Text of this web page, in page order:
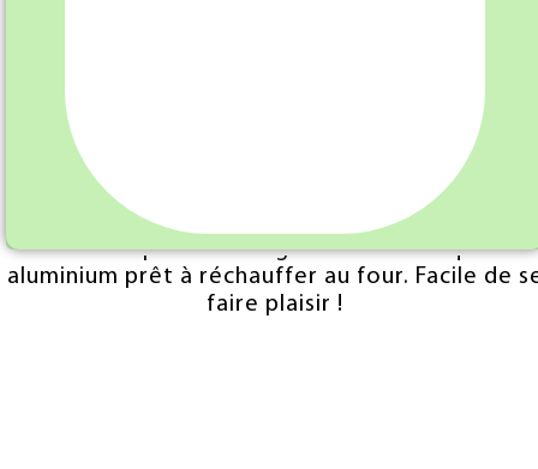
Voilà un plat tout prêt pour 1 personne. Une
délicieuse part de lasagne dans sa barquette
aluminium prêt à réchauffer au four. Facile de
faire plaisir !